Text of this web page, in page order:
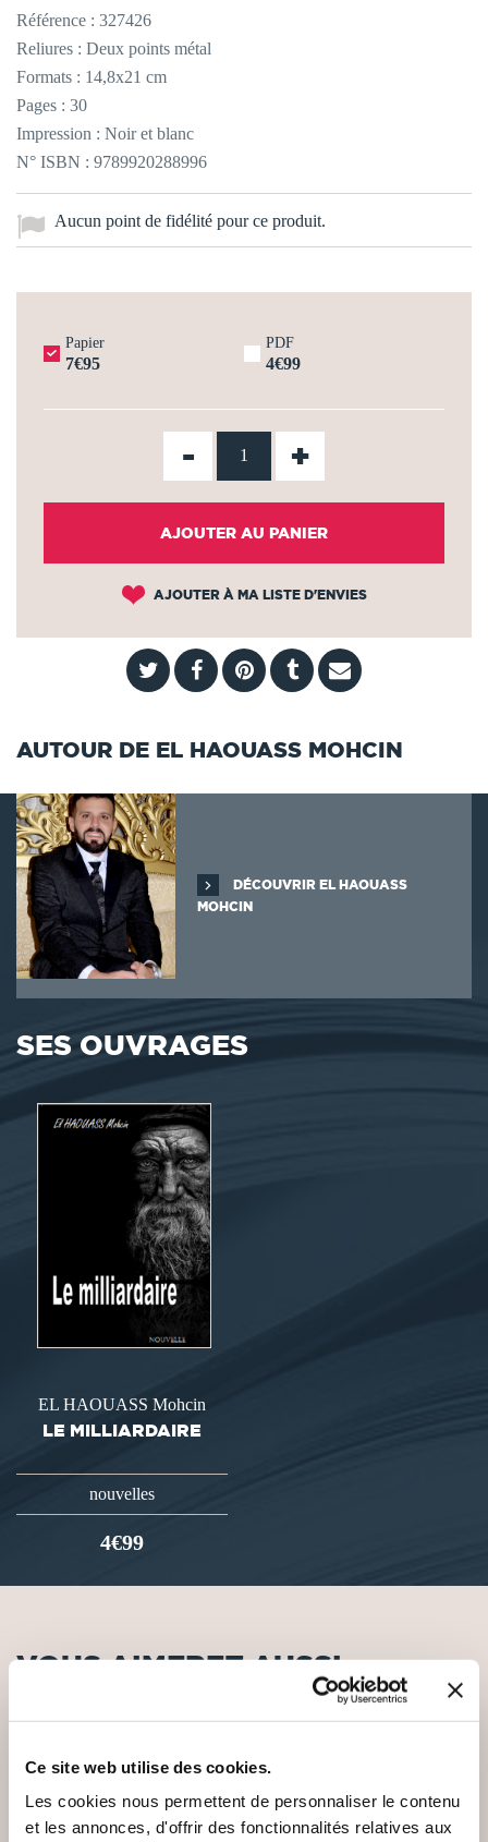
Ce site web utilise des cookies.
Les cookies nous permettent de personnaliser le contenu
et les annonces, d'offrir des fonctionnalités relatives aux
Référence : 327426
Reliures : Deux points métal
Formats : 14,8x21 cm
Pages : 30
Impression : Noir et blanc
N° ISBN : 9789920288996
Aucun point de fidélité pour ce produit.
Papier
7€95
PDF
4€99
- +
AJOUTER AU PANIER
AJOUTER À MA LISTE D'ENVIES
AUTOUR DE EL HAOUASS MOHCIN
DÉCOUVRIR EL HAOUASS
MOHCIN
SES OUVRAGES
EL HAOUASS Mohcin
LE MILLIARDAIRE
nouvelles
4€99
VOUS AIMEREZ AUSSI
NEW